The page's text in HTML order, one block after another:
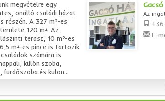
megvételre egy
önálló családi házat
részén. A 327 m²-es
120 m². Az
terasz, 10 m²-es
m²-es pince is tartozik.
számára is
külön szoba,
fürdőszoba és külön...
Az
E-